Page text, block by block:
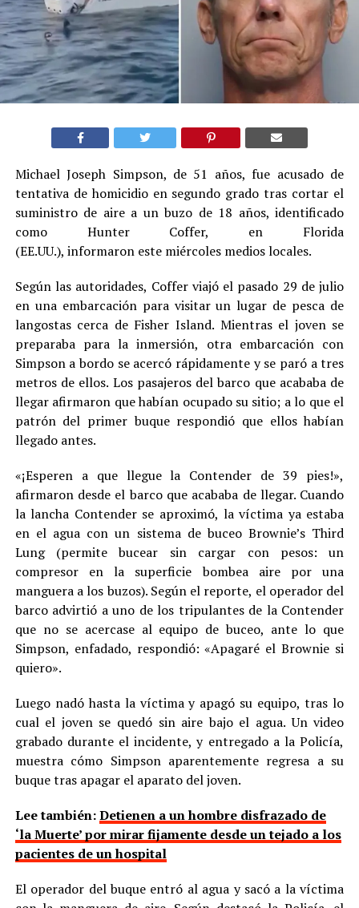
Michael Joseph Simpson, de 51 años, fue acusado de
tentativa de homicidio en segundo grado tras cortar el
suministro de aire a un buzo de 18 años, identificado
como Hunter Coffer, en Florida
(EE.UU.), informaron este miércoles medios locales.
Según las autoridades, Coffer viajó el pasado 29 de julio
en una embarcación para visitar un lugar de pesca de
langostas cerca de Fisher Island. Mientras el joven se
preparaba para la inmersión, otra embarcación con
Simpson a bordo se acercó rápidamente y se paró a tres
metros de ellos. Los pasajeros del barco que acababa de
llegar afirmaron que habían ocupado su sitio; a lo que el
patrón del primer buque respondió que ellos habían
llegado antes.
«¡Esperen a que llegue la Contender de 39 pies!»,
afirmaron desde el barco que acababa de llegar. Cuando
la lancha Contender se aproximó, la víctima ya estaba
en el agua con un sistema de buceo Brownie’s Third
Lung (permite bucear sin cargar con pesos: un
compresor en la superficie bombea aire por una
manguera a los buzos). Según el reporte, el operador del
barco advirtió a uno de los tripulantes de la Contender
que no se acercase al equipo de buceo, ante lo que
Simpson, enfadado, respondió: «Apagaré el Brownie si
quiero».
Luego nadó hasta la víctima y apagó su equipo, tras lo
cual el joven se quedó sin aire bajo el agua. Un video
grabado durante el incidente, y entregado a la Policía,
muestra cómo Simpson aparentemente regresa a su
buque tras apagar el aparato del joven.
Lee también:Detienen a un hombre disfrazado de
‘la Muerte’ por mirar fijamente desde un tejado a los
pacientes de un hospital
El operador del buque entró al agua y sacó a la víctima